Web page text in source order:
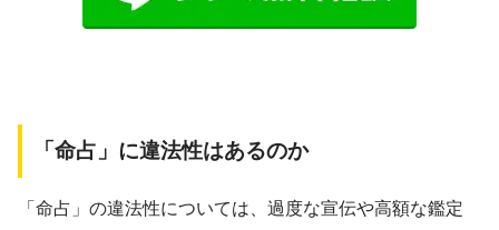
「命占」に違法性はあるのか
「命占」の違法性については、過度な宣伝や高額な鑑定